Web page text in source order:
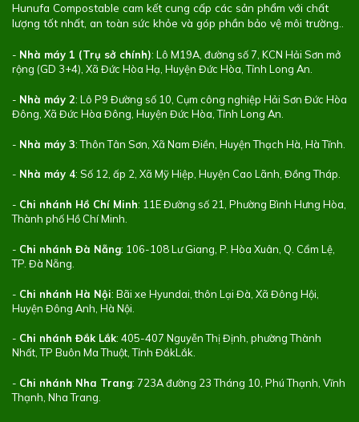
Hunufa Compostable cam kết cung cấp các sản phẩm với chất
lượng tốt nhất, an toàn sức khỏe và góp phần bảo vệ môi trường..
- Nhà máy 1 (Trụ sở chính): Lô M19A, đường số 7, KCN Hải Sơn mở
rộng (GD 3+4), Xã Đức Hòa Hạ, Huyện Đức Hòa, Tỉnh Long An.
- Nhà máy 2: Lô P9 Đường số 10, Cụm công nghiệp Hải Sơn Đức Hòa
Đông, Xã Đức Hòa Đông, Huyện Đức Hòa, Tỉnh Long An.
- Nhà máy 3: Thôn Tân Sơn, Xã Nam Điền, Huyện Thạch Hà, Hà Tĩnh.
- Nhà máy 4: Số 12, ấp 2, Xã Mỹ Hiệp, Huyện Cao Lãnh, Đồng Tháp.
- Chi nhánh Hồ Chí Minh: 11E Đường số 21, Phường Bình Hưng Hòa,
Thành phố Hồ Chí Minh.
- Chi nhánh Đà Nẵng: 106-108 Lư Giang, P. Hòa Xuân, Q. Cẩm Lệ,
TP. Đà Nẵng.
- Chi nhánh Hà Nội: Bãi xe Hyundai, thôn Lại Đà, Xã Đông Hội,
Huyện Đông Anh, Hà Nội.
- Chi nhánh Đắk Lắk: 405-407 Nguyễn Thị Định, phường Thành
Nhất, TP Buôn Ma Thuột, Tỉnh ĐắkLắk.
- Chi nhánh Nha Trang: 723A đường 23 Tháng 10, Phú Thạnh, Vĩnh
Thạnh, Nha Trang.